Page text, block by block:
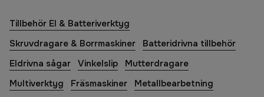
Tillbehör El & Batteriverktyg
Skruvdragare & Borrmaskiner
Batteridrivna tillbehör
Eldrivna sågar Vinkelslip
Mutterdragare
Multiverktyg
Fräsmaskiner
Metallbearbetning